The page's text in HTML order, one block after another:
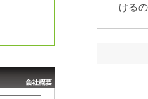
ける